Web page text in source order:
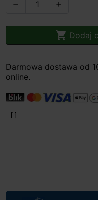
 
 Dodaj
Darmowa dostawa od
online.